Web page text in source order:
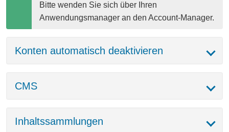
Bitte wenden Sie sich über Ihren
Anwendungsmanager an den Account-Manager.
Konten automatisch deaktivieren
CMS
Inhaltssammlungen